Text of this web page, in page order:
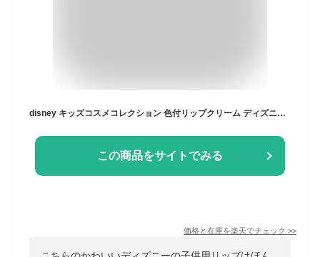
この商品をサイトでみる
価格と在庫を楽天でチェック >>